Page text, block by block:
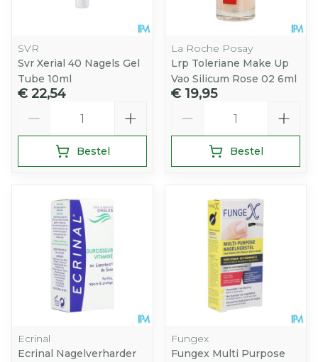
SVR
Svr Xerial 40 Nagels Gel
Tube 10ml
€ 22,54
Bestel
La Roche Posay
Lrp Toleriane Make Up
Vao Silicum Rose 02 6ml
€ 19,95
Bestel
Ecrinal
Ecrinal Nagelverharder
Fungex
Fungex Multi Purpose